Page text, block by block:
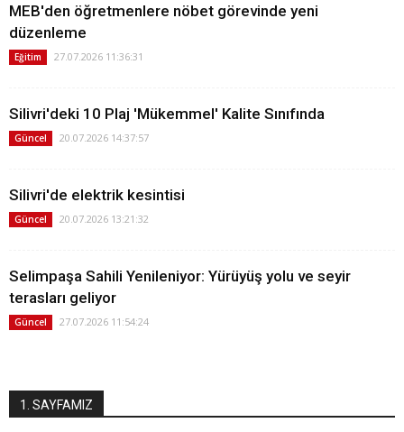
MEB'den öğretmenlere nöbet görevinde yeni
düzenleme
Eğitim 27.07.2026 11:36:31
Silivri'deki 10 Plaj 'Mükemmel' Kalite Sınıfında
Güncel 20.07.2026 14:37:57
Silivri'de elektrik kesintisi
Güncel 20.07.2026 13:21:32
Selimpaşa Sahili Yenileniyor: Yürüyüş yolu ve seyir
terasları geliyor
Güncel 27.07.2026 11:54:24
1. SAYFAMIZ